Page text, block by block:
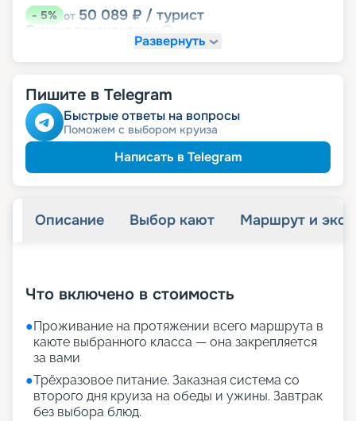
-5% от 50 089 ₽ / турист
Скидка
Развернуть
Пишите в Telegram
Быстрые ответы на вопросы
Поможем с выбором круиза
Написать в Telegram
Описание Выбор кают Маршрут и
Что включено в стоимость
●Проживание на протяжении всего маршрута в
каюте выбранного класса — она закрепляется
за вами
●Трёхразовое питание. Заказная система со
второго дня круиза на обеды и ужины. Завтрак
без выбора блюд.